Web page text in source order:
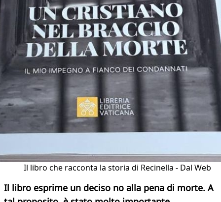
Il libro che racconta la storia di Recinella - Dal Web
Il libro esprime un deciso no alla pena di morte. A